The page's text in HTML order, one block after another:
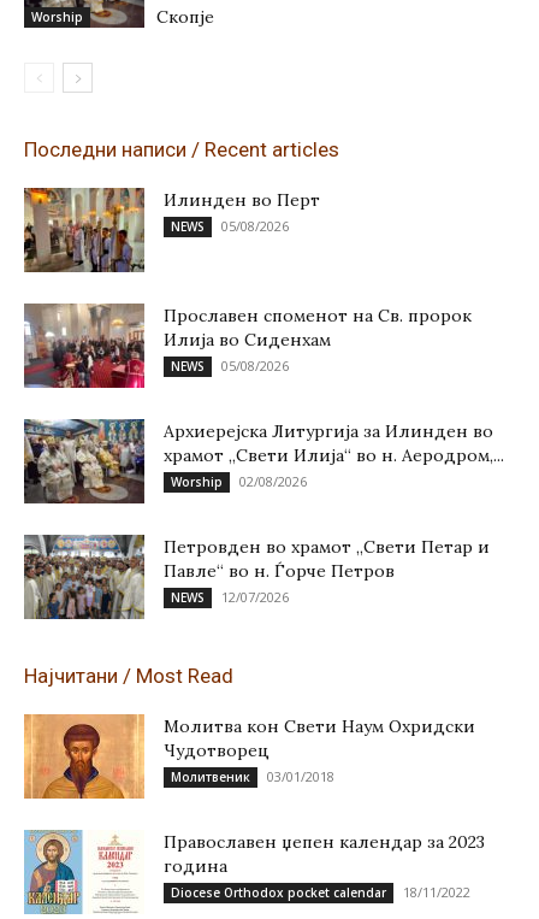
Worship
Скопје
Последни написи / Recent articles
Илинден во Перт
NEWS 05/08/2026
Прославен споменот на Св. пророк
Илија во Сиденхам
NEWS 05/08/2026
Архиерејска Литургија за Илинден во
храмот „Свети Илија“ во н. Аеродром,...
Worship 02/08/2026
Петровден во храмот „Свети Петар и
Павле“ во н. Ѓорче Петров
NEWS 12/07/2026
Најчитани / Most Read
Молитва кон Свети Наум Охридски
Чудотворец
Молитвеник 03/01/2018
Православен џепен календар за 2023
година
Diocese Orthodox pocket calendar 18/11/2022